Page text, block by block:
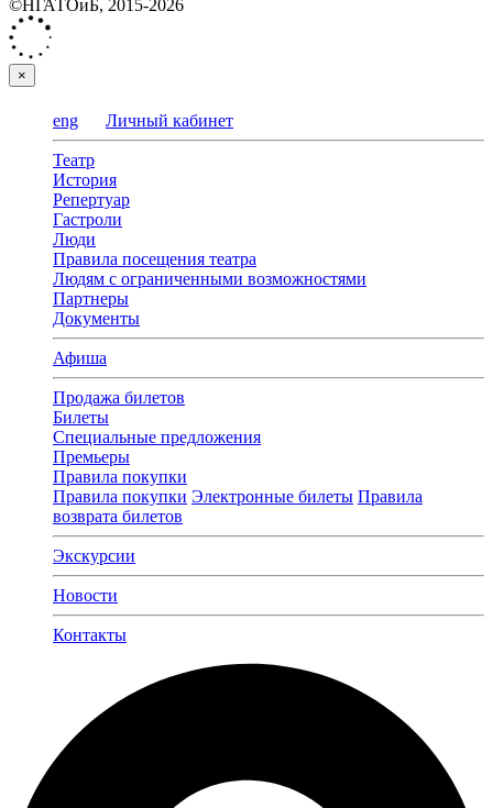
©НГАТОиБ, 2015-2026
×
eng Личный кабинет
Театр
История
Репертуар
Гастроли
Люди
Правила посещения театра
Людям с ограниченными возможностями
Партнеры
Документы
Афиша
Продажа билетов
Билеты
Специальные предложения
Премьеры
Правила покупки
Правила покупки Электронные билеты Правила
возврата билетов
Экскурсии
Новости
Контакты